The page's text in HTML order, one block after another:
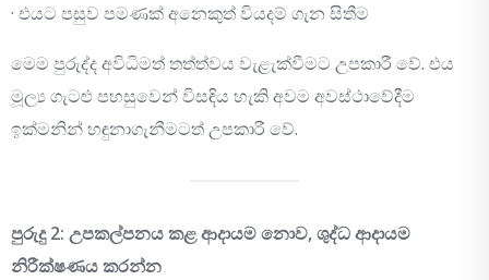
· එයට පසුව පමණක් අනෙකුත් වියදම් ගැන සිතීම
මෙම පුරුද්ද අවිධිමත් තත්ත්වය වැළැක්වීමට උපකාරී වේ. එය
මූල්‍ය ගැටළු පහසුවෙන් විසඳිය හැකි අවම අවස්ථාවේදීම
ඉක්මනින් හඳුනාගැනීමටත් උපකාරී වේ.
පුරුදු 2: උපකල්පනය කළ ආදායම නොව, ශුද්ධ ආදායම
නිරීක්ෂණය කරන්න